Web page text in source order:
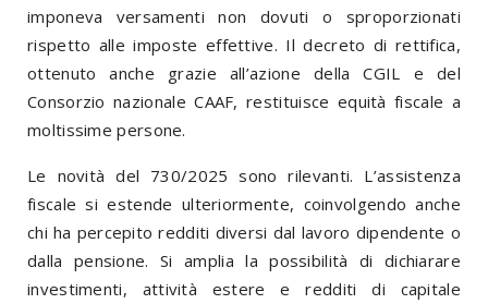
imponeva versamenti non dovuti o sproporzionati
rispetto alle imposte effettive. Il decreto di rettifica,
ottenuto anche grazie all’azione della CGIL e del
Consorzio nazionale CAAF, restituisce equità fiscale a
moltissime persone.
Le novità del 730/2025 sono rilevanti. L’assistenza
fiscale si estende ulteriormente, coinvolgendo anche
chi ha percepito redditi diversi dal lavoro dipendente o
dalla pensione. Si amplia la possibilità di dichiarare
investimenti, attività estere e redditi di capitale